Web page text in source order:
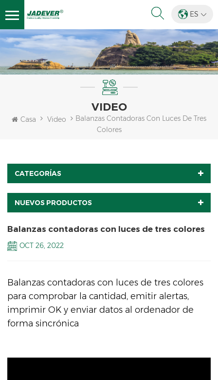
ES
VIDEO
Casa Video
Balanzas Contadoras Con Luces De Tres
Colores
CATEGORÍAS
NUEVOS PRODUCTOS
Balanzas contadoras con luces de tres colores
OCT 26, 2022
Balanzas contadoras con luces de tres colores
para comprobar la cantidad, emitir alertas,
imprimir OK y enviar datos al ordenador de
forma sincrónica